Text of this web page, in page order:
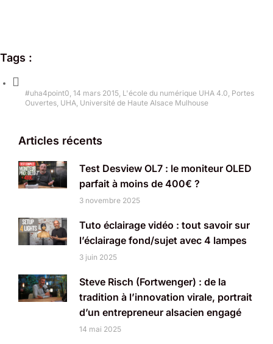
Tags :
#uha4point0, 14 mars 2015, L'école du numérique UHA 4.0, Portes
Ouvertes, UHA, Université de Haute Alsace Mulhouse
Articles récents
Test Desview OL7 : le moniteur OLED
parfait à moins de 400€ ?
3 novembre 2025
Tuto éclairage vidéo : tout savoir sur
l’éclairage fond/sujet avec 4 lampes
3 juin 2025
Steve Risch (Fortwenger) : de la
tradition à l’innovation virale, portrait
d’un entrepreneur alsacien engagé
14 mai 2025